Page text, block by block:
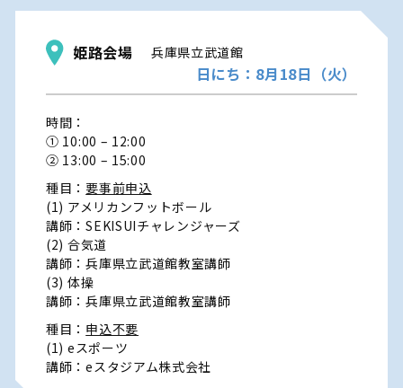
姫路会場 兵庫県立武道館
日にち：8月18日（火）
時間：
① 10:00 – 12:00
② 13:00 – 15:00
種目： 要事前申込
(1) アメリカンフットボール
講師：SEKISUIチャレンジャーズ
(2) 合気道
講師：兵庫県立武道館教室講師
(3) 体操
講師：兵庫県立武道館教室講師
種目： 申込不要
(1) eスポーツ
講師：eスタジアム株式会社